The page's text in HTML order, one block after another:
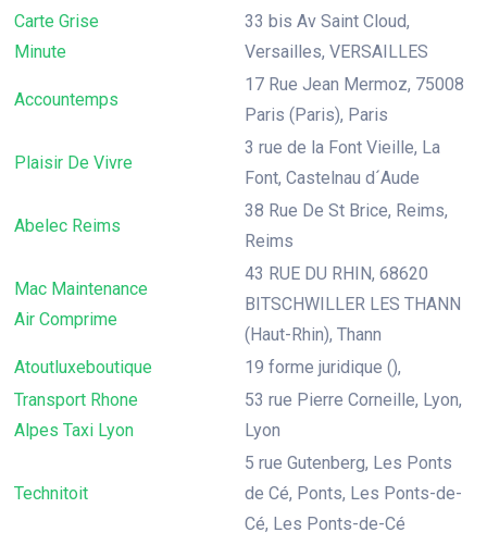
Carte Grise
Minute
33 bis Av Saint Cloud,
Versailles, VERSAILLES
Accountemps
17 Rue Jean Mermoz, 75008
Paris (Paris), Paris
Plaisir De Vivre
3 rue de la Font Vieille, La
Font, Castelnau d´Aude
Abelec Reims
38 Rue De St Brice, Reims,
Reims
Mac Maintenance
Air Comprime
43 RUE DU RHIN, 68620
BITSCHWILLER LES THANN
(Haut-Rhin), Thann
Atoutluxeboutique
19 forme juridique (),
Transport Rhone
Alpes Taxi Lyon
53 rue Pierre Corneille, Lyon,
Lyon
Technitoit
5 rue Gutenberg, Les Ponts
de Cé, Ponts, Les Ponts-de-
Cé, Les Ponts-de-Cé